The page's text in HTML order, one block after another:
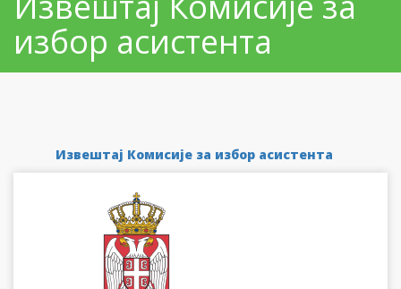
избор асистента
Извештај Комисије за избор асистента